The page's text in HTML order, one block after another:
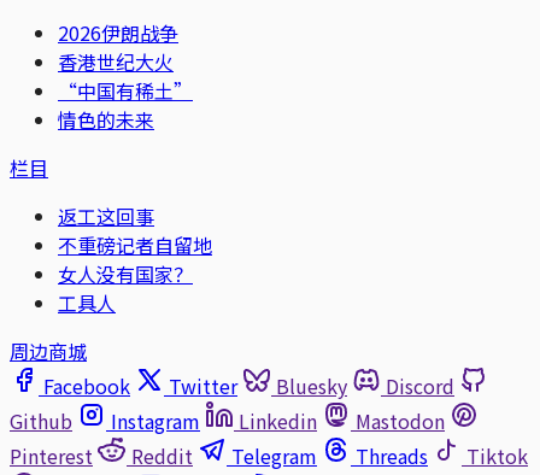
2026伊朗战争
香港世纪大火
“中国有稀土”
情色的未来
栏目
返工这回事
不重磅记者自留地
女人没有国家？
工具人
周边商城
Facebook
Twitter Bluesky
Discord
Github
Instagram Linkedin
Mastodon
Pinterest
Reddit Telegram Threads
Tiktok